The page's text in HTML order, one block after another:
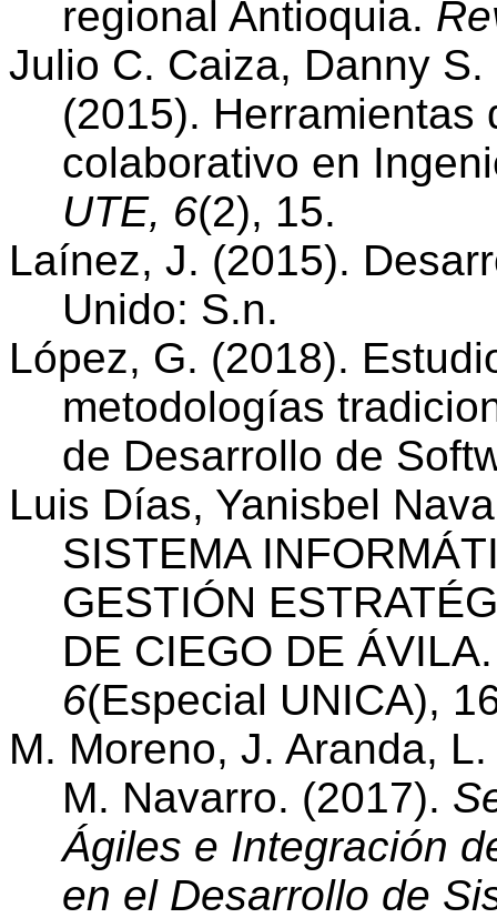
regional Antioquia.
Julio C. Caiza, Danny
(2015). Herramientas
colaborativo en
UTE, 6(2), 15.
Laínez, J. (2015).
Unido: S.n.
López, G. (2018).
metodologías
de Desarrollo de
Luis Días, Yanisbel
SISTEMA
GESTIÓN
DE CIEGO DE
6(Especial UNICA),
M. Moreno, J. Aranda,
M. Navarro. (2017).
Ágiles e Integración
en el Desarrollo de